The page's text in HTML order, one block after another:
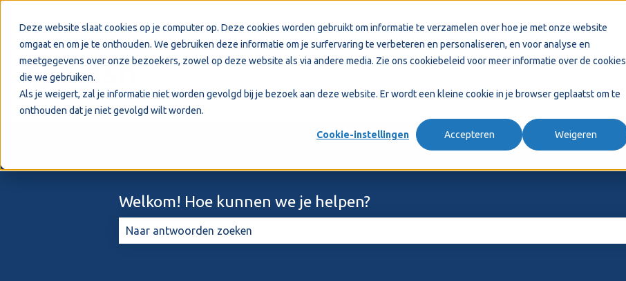
Deze website slaat cookies op je computer op. Deze cookies worden gebruikt om informatie te verzamelen over hoe je met onze website
omgaat en om je te onthouden. We gebruiken deze informatie om je surfervaring te verbeteren en personaliseren, en voor analyse en
meetgegevens over onze bezoekers, zowel op deze website als via andere media. Zie ons cookiebeleid voor meer informatie over de cookies
die we gebruiken.
Als je weigert, zal je informatie niet worden gevolgd bij je bezoek aan deze website. Er wordt een kleine cookie in je browser geplaatst om te
onthouden dat je niet gevolgd wilt worden.
Cookie-instellingen Accepteren Weigeren
Welkom! Hoe kunnen we je helpen?